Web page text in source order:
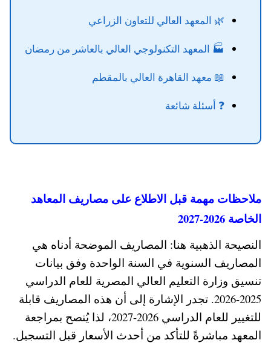
🌿 المعهد العالي للتعاون الزراعي
🏭 المعهد التكنولوجي العالي بالعاشر من رمضان
📖 معهد القاهرة العالي بالمقطم
❓ أسئلة شائعة
ملاحظات مهمة قبل الاطلاع على مصاريف المعاهد
الخاصة 2026-2027
النصيحة الذهبية هنا: المصاريف الموضحة أدناه هي
المصاريف السنوية في السنة الواحدة وفق بيانات
تنسيق وزارة التعليم العالي المصرية للعام الدراسي
2025-2026. تجدر الإشارة إلى أن هذه المصاريف قابلة
للتغيير للعام الدراسي 2026-2027، لذا يُنصح بمراجعة
المعهد مباشرةً للتأكد من أحدث الأسعار قبل التسجيل.